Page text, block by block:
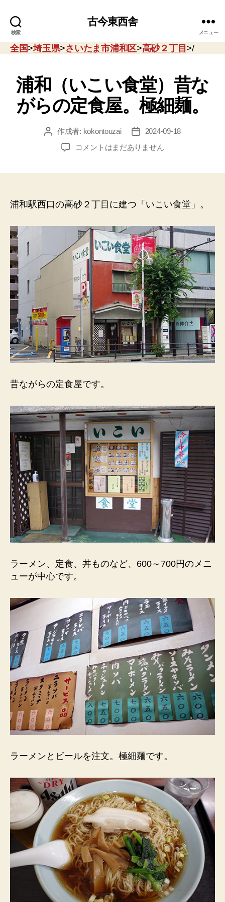
検索
古今東西舎
メニュー
全国>埼玉県>さいたま市浦和区>高砂２丁目>/
浦和（いこい食堂）昔な
がらの定食屋。極細麺。
投 作成者: kokontouzai
投
稿
日
2024-09-18
浦
食
昔
な
が
ら
の
定
食
屋。
極
細
麺。
へ
の
コメントはまだありません
浦和駅西口の高砂２丁目に建つ「いこい食堂」。
昔ながらの定食屋です。
ラーメン、定食、丼ものなど、600～700円のメニ
ューが中心です。
ラーメンとビールを注文。極細麺です。